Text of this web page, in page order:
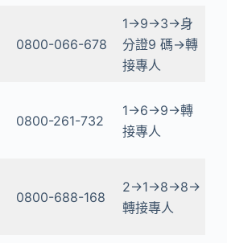
0800-066-678
1→9→3→身
分證9 碼→轉
接專人
0800-261-732
1→6→9→轉
接專人
0800-688-168
2→1→8→8→
轉接專人